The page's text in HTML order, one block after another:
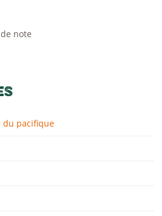
note
du pacifique